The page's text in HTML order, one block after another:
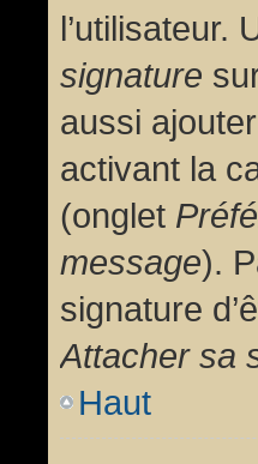
l’utilisateur.
signature
aussi
activant la
(onglet
message).
signature
Attacher sa
Haut